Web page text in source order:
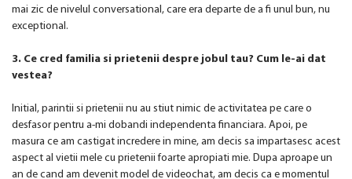
mai zic de nivelul conversational, care era departe de a fi unul bun, nu
exceptional.
3. Ce cred familia si prietenii despre jobul tau? Cum le-ai dat
vestea?
Initial, parintii si prietenii nu au stiut nimic de activitatea pe care o
desfasor pentru a-mi dobandi independenta financiara. Apoi, pe
masura ce am castigat incredere in mine, am decis sa impartasesc acest
aspect al vietii mele cu prietenii foarte apropiati mie. Dupa aproape un
an de cand am devenit model de videochat, am decis ca e momentul